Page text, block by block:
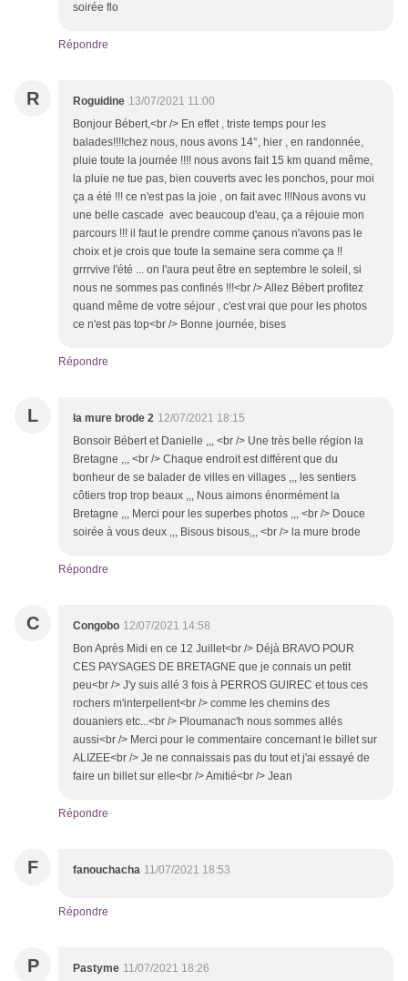
soirée flo
Répondre
R Roguidine 13/07/2021 11:00
Bonjour Bébert,<br /> En effet , triste temps pour les
balades!!!!chez nous, nous avons 14°, hier , en randonnée,
pluie toute la journée !!!! nous avons fait 15 km quand même,
la pluie ne tue pas, bien couverts avec les ponchos, pour moi
ça a été !!! ce n'est pas la joie , on fait avec !!!Nous avons vu
une belle cascade avec beaucoup d'eau, ça a réjouie mon
parcours !!! il faut le prendre comme çanous n'avons pas le
choix et je crois que toute la semaine sera comme ça !!
grrrvive l'été ... on l'aura peut être en septembre le soleil, si
nous ne sommes pas confinés !!!<br /> Allez Bébert profitez
quand même de votre séjour , c'est vrai que pour les photos
ce n'est pas top<br /> Bonne journée, bises
Répondre
L la mure brode 2 12/07/2021 18:15
Bonsoir Bébert et Danielle ,,, <br /> Une très belle région la
Bretagne ,,, <br /> Chaque endroit est différent que du
bonheur de se balader de villes en villages ,,, les sentiers
côtiers trop trop beaux ,,, Nous aimons énormément la
Bretagne ,,, Merci pour les superbes photos ,,, <br /> Douce
soirée à vous deux ,,, Bisous bisous,,, <br /> la mure brode
Répondre
C Congobo 12/07/2021 14:58
Bon Après Midi en ce 12 Juillet<br /> Déjà BRAVO POUR
CES PAYSAGES DE BRETAGNE que je connais un petit
peu<br /> J'y suis allé 3 fois à PERROS GUIREC et tous ces
rochers m'interpellent<br /> comme les chemins des
douaniers etc...<br /> Ploumanac'h nous sommes allés
aussi<br /> Merci pour le commentaire concernant le billet sur
ALIZEE<br /> Je ne connaissais pas du tout et j'ai essayé de
faire un billet sur elle<br /> Amitié<br /> Jean
Répondre
F fanouchacha 11/07/2021 18:53
Répondre
P Pastyme 11/07/2021 18:26